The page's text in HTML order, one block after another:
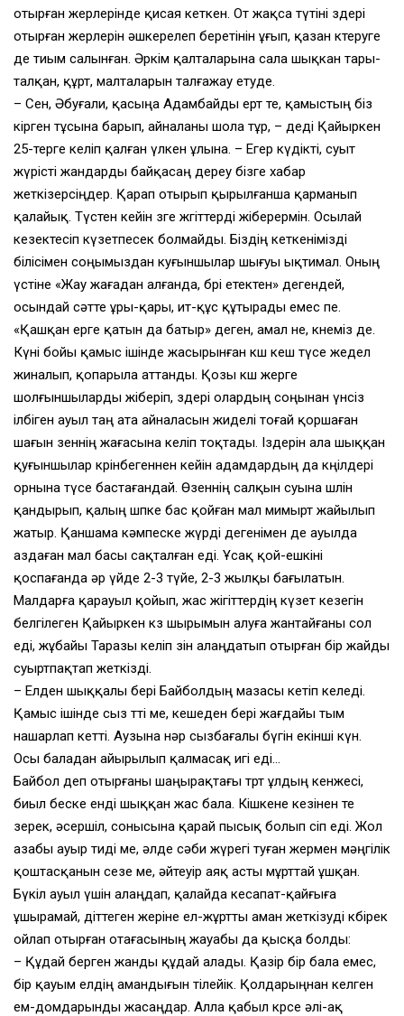
отырған жерлерінде қисая кеткен. От жақса түтіні өздері
отырған жерлерін әшкерелеп беретінін ұғып, қазан көтеруге
де тиым салынған. Әркім қалталарына сала шықкан тары-
талқан, құрт, малталарын талғажау етуде.
– Сен, Әбуғали, қасыңа Адамбайды ерт те, қамыстың біз
кірген тұсына барып, айналаны шола тұр, – деді Қайыркен
25-терге келіп қалған үлкен ұлына. – Егер күдікті, суыт
жүрісті жандарды байқасаң дереу бізге хабар
жеткізерсіңдер. Қарап отырып қырылғанша қарманып
қалайық. Түстен кейін өзге жгіттерді жіберермін. Осылай
кезектесіп күзетпесек болмайды. Біздің кеткенімізді
білісімен соңымыздан куғыншылар шығуы ықтимал. Оның
үстіне «Жау жағадан алғанда, бөрі етектен» дегендей,
осындай сәтте ұры-қары, ит-құс құтырады емес пе.
«Қашқан ерге қатын да батыр» деген, амал не, көнеміз де.
Күні бойы қамыс ішінде жасырынған көш кеш түсе жедел
жиналып, қопарыла аттанды. Қозы көш жерге
шолғыншыларды жіберіп, өздері олардың соңынан үнсіз
ілбіген ауыл таң ата айналасын жиделі тоғай қоршаған
шағын өзеннің жағасына келіп тоқтады. Іздерін ала шыққан
қуғыншылар көрінбегеннен кейін адамдардың да көңілдері
орнына түсе бастағандай. Өзеннің салқын суына шөлін
қандырып, қалың шөпке бас қойған мал мимырт жайылып
жатыр. Қаншама кәмпеске жүрді дегенімен де ауылда
аздаған мал басы сақталған еді. Ұсақ қой-ешкіні
қоспағанда әр үйде 2-3 түйе, 2-3 жылқы бағылатын.
Малдарға қарауыл қойып, жас жігіттердің күзет кезегін
белгілеген Қайыркен көз шырымын алуға жантайғаны сол
еді, жұбайы Таразы келіп өзін алаңдатып отырған бір жайды
суыртпақтап жеткізді.
– Елден шыққалы бері Байболдың мазасы кетіп келеді.
Қамыс ішінде сыз өтті ме, кешеден бері жағдайы тым
нашарлап кетті. Аузына нәр сызбағалы бүгін екінші күн.
Осы баладан айырылып қалмасақ игі еді…
Байбол деп отырғаны шаңырақтағы төрт ұлдың кенжесі,
биыл беске енді шыққан жас бала. Кішкене кезінен өте
зерек, әсершіл, сонысына қарай пысық болып өсіп еді. Жол
азабы ауыр тиді ме, әлде сәби жүрегі туған жермен мәңгілік
қоштасқанын сезе ме, әйтеуір аяқ асты мұрттай ұшқан.
Бүкіл ауыл үшін алаңдап, қалайда кесапат-қайғыға
ұшырамай, діттеген жеріне ел-жұртты аман жеткізуді көбірек
ойлап отырған отағасының жауабы да қысқа болды:
– Құдай берген жанды құдай алады. Қазір бір бала емес,
бір қауым елдің амандығын тілейік. Қолдарыңнан келген
ем-домдарынды жасаңдар. Алла қабыл көрсе әлі-ақ